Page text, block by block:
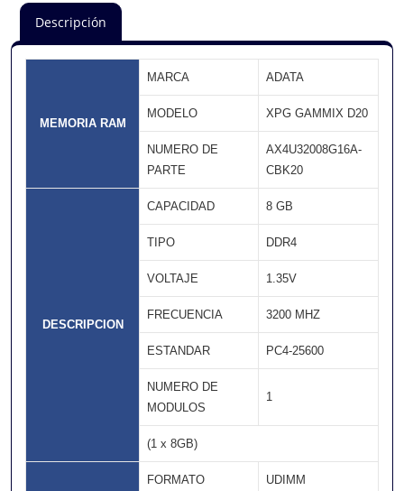
Descripción
MEMORIA RAM
MARCA ADATA
MODELO XPG GAMMIX D20
NUMERO DE
PARTE
AX4U32008G16A-
CBK20
DESCRIPCION
CAPACIDAD 8 GB
TIPO DDR4
VOLTAJE 1.35V
FRECUENCIA 3200 MHZ
ESTANDAR PC4-25600
NUMERO DE
MODULOS
1
(1 x 8GB)
FORMATO UDIMM